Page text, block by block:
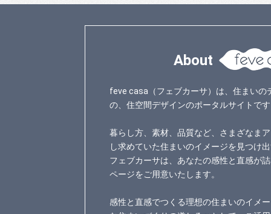
About
feve casa（フェブカーサ）は、住まいの
の、住空間デザインのポータルサイトで
暮らし方、素材、品質など、さまざなま
し求めていた住まいのイメージを見つけ
フェブカーサは、あなたの感性と直感が
ページをご用意いたします。
感性と直感でつくる理想の住まいのイメ